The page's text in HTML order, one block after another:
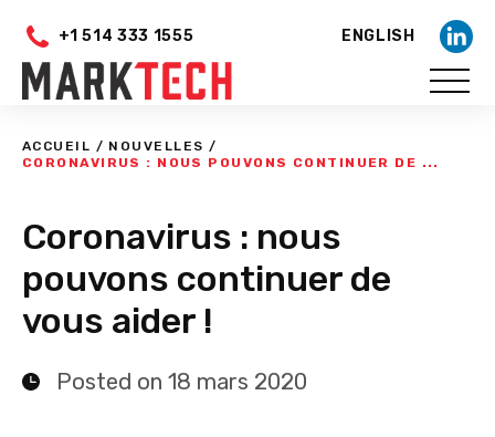
+1 514 333 1555 ENGLISH
ACCUEIL / NOUVELLES /
CORONAVIRUS : NOUS POUVONS CONTINUER DE ...
Coronavirus : nous
pouvons continuer de
vous aider !
Posted on 18 mars 2020